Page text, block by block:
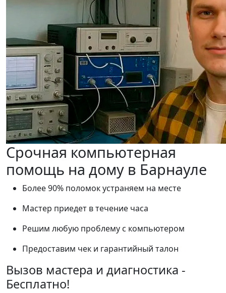
Срочная компьютерная
помощь на дому в Барнауле
Более 90% поломок устраняем на месте
Мастер приедет в течение часа
Решим любую проблему с компьютером
Предоставим чек и гарантийный талон
Вызов мастера и диагностика -
Бесплатно!